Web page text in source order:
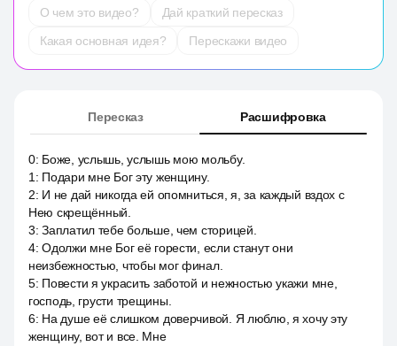
О чем это видео?
Дай краткий пересказ
Какая основная идея?
Перескажи видео
Пересказ Расшифровка
0: Боже, услышь, услышь мою мольбу.
1 : Подари мне Бог эту женщину.
2: И не дай никогда ей опомниться, я, за каждый вздох с
Нею скрещённый.
3:Заплатил тебе больше, чем сторицей.
4:Одолжи мне Бог её горести, если станут они
неизбежностью, чтобы мог финал.
5: Повести я украсить заботой и нежностью укажи мне,
господь, грусти трещины.
6: На душе её слишком доверчивой. Я люблю, я хочу эту
женщину, вот и все. Мне